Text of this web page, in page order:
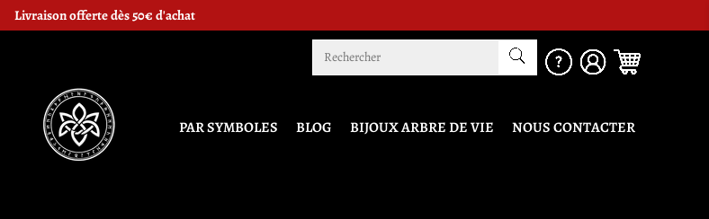
Livraison offerte dès 50€ d'achat
PAR SYMBOLES BLOG BIJOUX ARBRE DE VIE NOUS CONTACTER